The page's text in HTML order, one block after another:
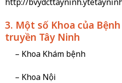
3. Một số Khoa của
truyền Tây Ninh
– Khoa Khám bệnh
– Khoa Nội